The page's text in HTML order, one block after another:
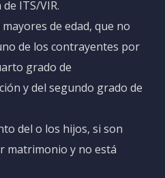
ITS/VIR.
de edad, que no
de los contrayentes por
grado de
y del segundo grado de
del o los hijos, si son
matrimonio y no está